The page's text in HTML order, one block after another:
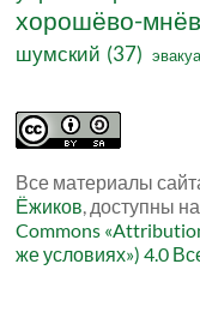
хорошёво-
шумский (37)
Все материалы
Ёжиков, доступны
Commons
же условиях») 4.0